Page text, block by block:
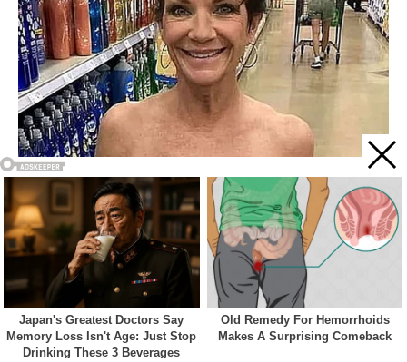
Acest site web folosește cookie-uri pentru a vă îmbunătăți
experiența. Vom presupune că sunteți de acord cu asta dacă
vă continuați navigarea.
Cookie settings ACCEPT